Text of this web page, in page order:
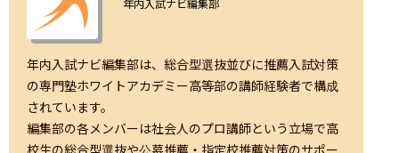
年内入試ナビ編集部は、総合型選抜並びに推薦入試対策
の専門塾ホワイトアカデミー高等部の講師経験者で構成
されています。
編集部の各メンバーは社会人のプロ講師という立場で高
校生の総合型選抜や公募推薦・指定校推薦対策のサポー